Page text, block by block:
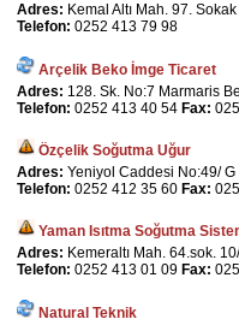
Adres: Kemal Altı Mah. 97.
Telefon: 0252 413 79 98
Arçelik Beko İmge Ticaret
Adres: 128. Sk. No:7 Marmaris
Telefon: 0252 413 40 54 Fax:
Özçelik Soğutma Uğur
Adres: Yeniyol Caddesi No:49/
Telefon: 0252 412 35 60 Fax:
Yaman Isıtma Soğutma
Adres: Kemeraltı Mah. 64.sok.
Telefon: 0252 413 01 09 Fax:
Natural Teknik